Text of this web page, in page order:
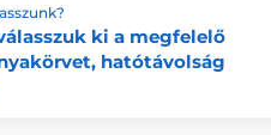
ki a megfelelő
hatótávolság